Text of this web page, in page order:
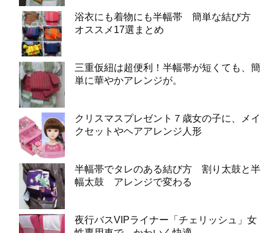
浴衣にも着物にも半幅帯 簡単な結び方
オススメ17選まとめ
三重仮紐は超便利！半幅帯が短くても、簡
単に華やかアレンジが。
クリスマスプレゼント７歳女の子に、メイ
クセットやヘアアレンジ人形
半幅帯でタレのある結び方 割り太鼓と半
幅太鼓 アレンジで変わる
夜行バスVIPライナー「チェリッシュ」女